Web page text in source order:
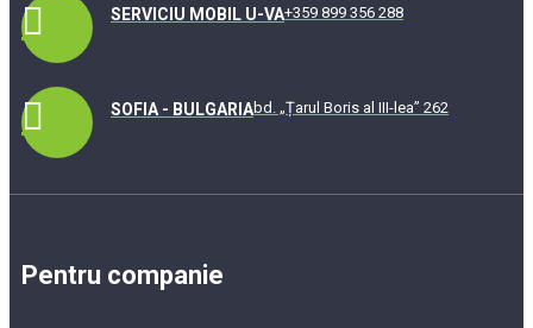
SERVICIU MOBIL U-VA+359 899 356 288
SOFIA - BULGARIAbd. „Țarul Boris al III-lea” 262
Pentru companie